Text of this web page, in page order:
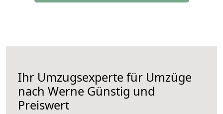
Ihr Umzugsexperte für Umzüge
nach Werne Günstig und
Preiswert